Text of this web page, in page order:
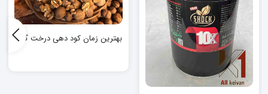
بهترین زمان کود دهی درخت گردو